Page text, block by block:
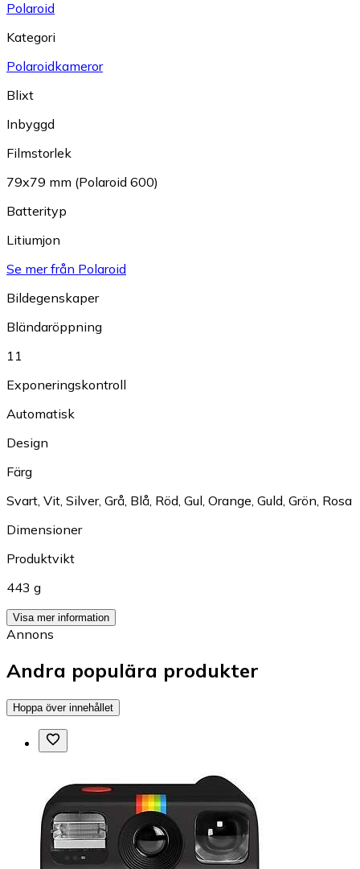
Polaroid
Kategori
Polaroidkameror
Blixt
Inbyggd
Filmstorlek
79x79 mm (Polaroid 600)
Batterityp
Litiumjon
Se mer från Polaroid
Bildegenskaper
Bländaröppning
11
Exponeringskontroll
Automatisk
Design
Färg
Svart, Vit, Silver, Grå, Blå, Röd, Gul, Orange, Guld, Grön, Rosa
Dimensioner
Produktvikt
443 g
Visa mer information
Annons
Andra populära produkter
Hoppa över innehållet